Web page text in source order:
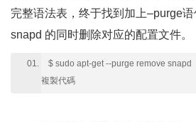
完整语法表，终于找到加上–purge
snapd 的同时删除对应的配置文件。
$ sudo apt-get --purge remove snapd
複製代碼